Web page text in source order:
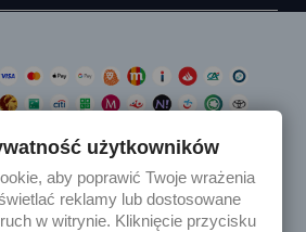

użytkowników
aby poprawić Twoje wrażenia
reklamy lub dostosowane
w witrynie. Kliknięcie przycisku